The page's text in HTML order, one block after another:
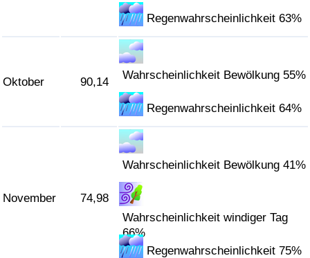
Regenwahrscheinlichkeit 63%
Oktober 90,14
Wahrscheinlichkeit Bewölkung 55%
Regenwahrscheinlichkeit 64%
November 74,98
Wahrscheinlichkeit Bewölkung 41%
Wahrscheinlichkeit windiger Tag
66%
Regenwahrscheinlichkeit 75%